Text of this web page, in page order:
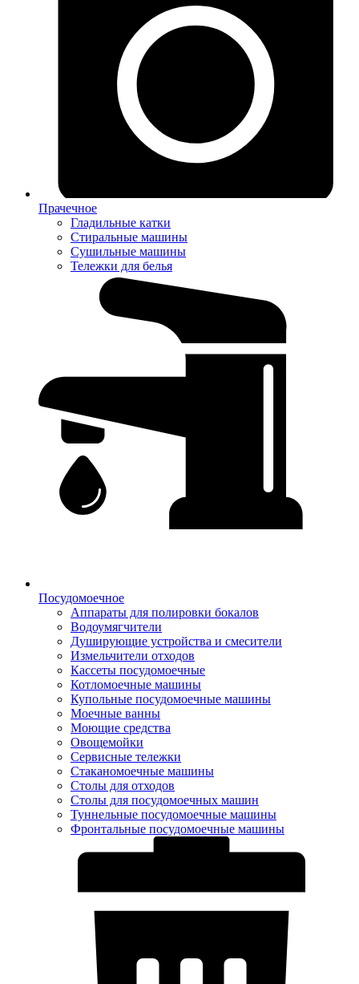
Прачечное
Гладильные катки
Стиральные машины
Сушильные машины
Тележки для белья
Посудомоечное
Аппараты для полировки бокалов
Водоумягчители
Душирующие устройства и смесители
Измельчители отходов
Кассеты посудомоечные
Котломоечные машины
Купольные посудомоечные машины
Моечные ванны
Моющие средства
Овощемойки
Сервисные тележки
Стаканомоечные машины
Столы для отходов
Столы для посудомоечных машин
Туннельные посудомоечные машины
Фронтальные посудомоечные машины